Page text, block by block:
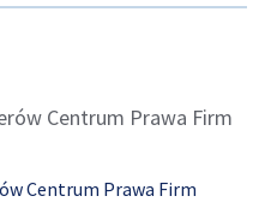
Centrum Prawa Firm
Centrum Prawa Firm